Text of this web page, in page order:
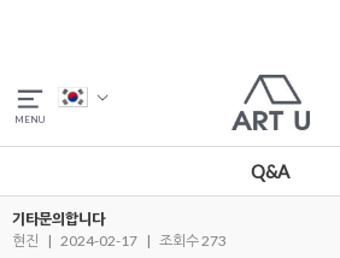
Q&A
기타문의합니다
현진
| 2024-02-17 | 조회수 273